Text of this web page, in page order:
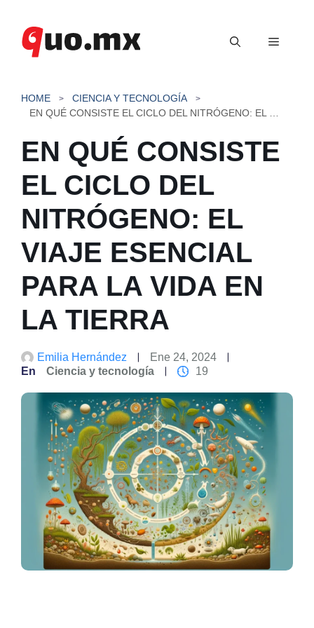
contenido
Menú
HOME
CIENCIA Y TECNOLOGÍA
EN QUÉ CONSISTE
EL CICLO DEL
NITRÓGENO: EL
VIAJE ESENCIAL
PARA LA VIDA EN
LA TIERRA
Emilia Hernández
Ene 24, 2024
En
Ciencia y tecnología 19